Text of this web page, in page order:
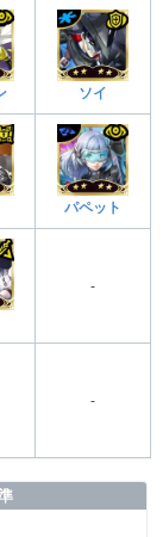
ソイ
パペット
-
-